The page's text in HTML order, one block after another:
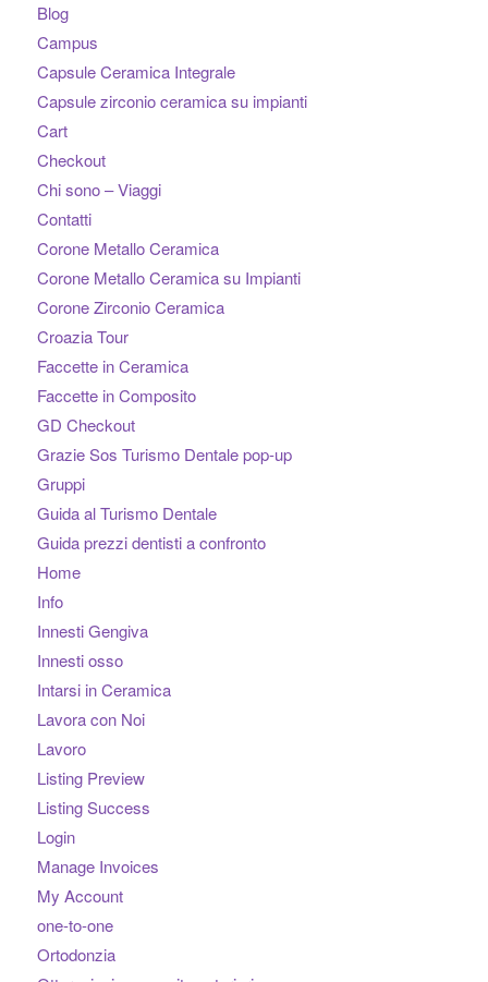
Blog
Campus
Capsule Ceramica Integrale
Capsule zirconio ceramica su impianti
Cart
Checkout
Chi sono – Viaggi
Contatti
Corone Metallo Ceramica
Corone Metallo Ceramica su Impianti
Corone Zirconio Ceramica
Croazia Tour
Faccette in Ceramica
Faccette in Composito
GD Checkout
Grazie Sos Turismo Dentale pop-up
Gruppi
Guida al Turismo Dentale
Guida prezzi dentisti a confronto
Home
Info
Innesti Gengiva
Innesti osso
Intarsi in Ceramica
Lavora con Noi
Lavoro
Listing Preview
Listing Success
Login
Manage Invoices
My Account
one-to-one
Ortodonzia